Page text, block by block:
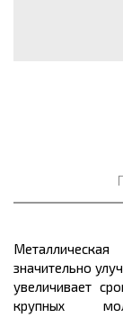
значительно
увеличивает
крупных